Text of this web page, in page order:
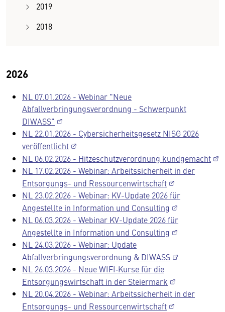
2019
2018
2026
NL 07.01.2026 - Webinar "Neue
Abfallverbringungsverordnung - Schwerpunkt
DIWASS"
NL 22.01.2026 - Cybersicherheitsgesetz NISG 2026
veröffentlicht
NL 06.02.2026 - Hitzeschutzverordnung kundgemacht
NL 17.02.2026 - Webinar: Arbeitssicherheit in der
Entsorgungs- und Ressourcenwirtschaft
NL 23.02.2026 - Webinar: KV-Update 2026 für
Angestellte in Information und Consulting
NL 06.03.2026 - Webinar KV-Update 2026 für
Angestellte in Information und Consulting
NL 24.03.2026 - Webinar: Update
Abfallverbringungsverordnung & DIWASS
NL 26.03.2026 - Neue WIFI‑Kurse für die
Entsorgungswirtschaft in der Steiermark
NL 20.04.2026 - Webinar: Arbeitssicherheit in der
Entsorgungs- und Ressourcenwirtschaft